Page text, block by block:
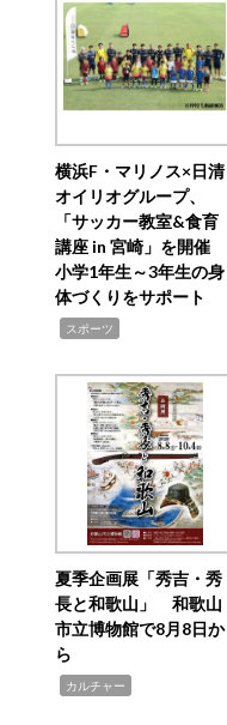
横浜F・マリノス×日清
オイリオグループ、
「サッカー教室&食育
講座 in 宮崎」を開催
小学1年生～3年生の身
体づくりをサポート
スポーツ
夏季企画展「秀吉・秀
長と和歌山」 和歌山
市立博物館で8月8日か
ら
カルチャー